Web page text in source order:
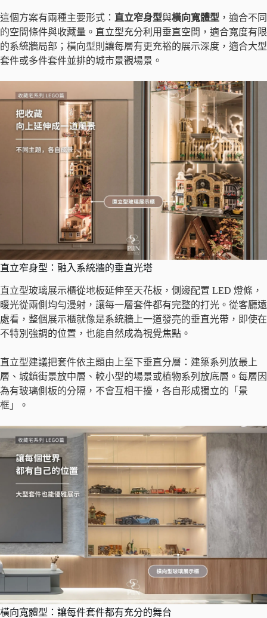
這個方案有兩種主要形式： 直立窄身型與橫向寬體型 ，適合不同
的空間條件與收藏量。直立型充分利用垂直空間，適合寬度有限
的系統牆局部；橫向型則讓每層有更充裕的展示深度，適合大型
套件或多件套件並排的城市景觀場景。
直立窄身型：融入系統牆的垂直光塔
直立型玻璃展示櫃從地板延伸至天花板，側邊配置 LED 燈條，
暖光從兩側均勻漫射，讓每一層套件都有完整的打光。從客廳遠
處看，整個展示櫃就像是系統牆上一道發亮的垂直光帶，即使在
不特別強調的位置，也能自然成為視覺焦點。
直立型建議把套件依主題由上至下垂直分層：建築系列放最上
層、城鎮街景放中層、較小型的場景或植物系列放底層。每層因
為有玻璃側板的分隔，不會互相干擾，各自形成獨立的「景
框」。
橫向寬體型：讓每件套件都有充分的舞台